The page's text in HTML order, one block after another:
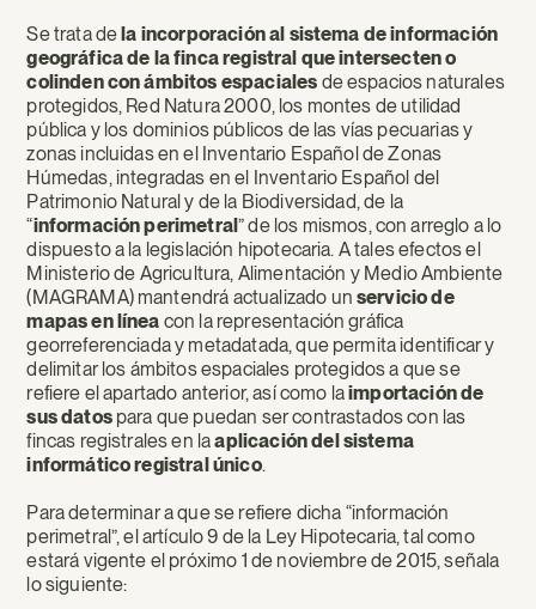
Se trata de la incorporación al sistema de información
geográfica de la finca registral que intersecten o
colinden con ámbitos espaciales de espacios naturales
protegidos, Red Natura 2000, los montes de utilidad
pública y los dominios públicos de las vías pecuarias y
zonas incluidas en el Inventario Español de Zonas
Húmedas, integradas en el Inventario Español del
Patrimonio Natural y de la Biodiversidad, de la
“información perimetral” de los mismos, con arreglo a lo
dispuesto a la legislación hipotecaria. A tales efectos el
Ministerio de Agricultura, Alimentación y Medio Ambiente
(MAGRAMA) mantendrá actualizado unservicio de
mapas en línea con la representación gráfica
georreferenciada y metadatada, que permita identificar y
delimitar los ámbitos espaciales protegidos a que se
refiere el apartado anterior, así como laimportación de
sus datospara que puedan ser contrastados con las
fincas registrales en laaplicación del sistema
informático registral único.
Para determinar a que se refiere dicha “información
perimetral”, el artículo 9 de la Ley Hipotecaria, tal como
estará vigente el próximo 1 de noviembre de 2015, señala
lo siguiente: